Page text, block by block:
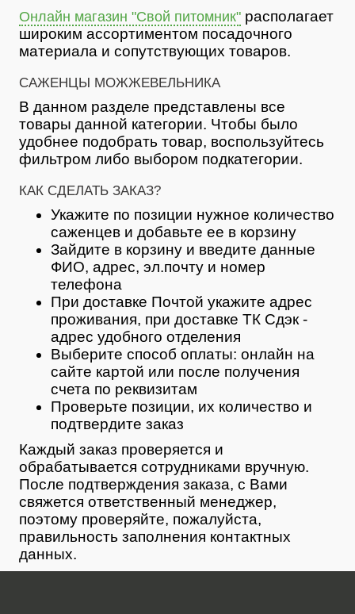
Онлайн магазин "Свой питомник" располагает
широким ассортиментом посадочного
материала и сопутствующих товаров.
САЖЕНЦЫ МОЖЖЕВЕЛЬНИКА
В данном разделе представлены все
товары данной категории. Чтобы было
удобнее подобрать товар, воспользуйтесь
фильтром либо выбором подкатегории.
КАК СДЕЛАТЬ ЗАКАЗ?
Укажите по позиции нужное количество
саженцев и добавьте ее в корзину
Зайдите в корзину и введите данные
ФИО, адрес, эл.почту и номер
телефона
При доставке Почтой укажите адрес
проживания, при доставке ТК Сдэк -
адрес удобного отделения
Выберите способ оплаты: онлайн на
сайте картой или после получения
счета по реквизитам
Проверьте позиции, их количество и
подтвердите заказ
Каждый заказ проверяется и
обрабатывается сотрудниками вручную.
После подтверждения заказа, с Вами
свяжется ответственный менеджер,
поэтому проверяйте, пожалуйста,
правильность заполнения контактных
данных.